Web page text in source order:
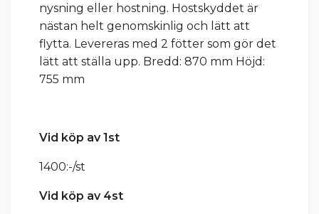
nysning eller hostning. Hostskyddet är
nästan helt genomskinlig och lätt att
flytta. Levereras med 2 fötter som gör det
lätt att ställa upp. Bredd: 870 mm Höjd:
755 mm
Vid köp av 1st
1400:-/st
Vid köp av 4st